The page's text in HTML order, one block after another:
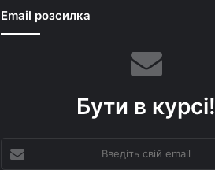
Email розсилка
Бути в курсі!
свій